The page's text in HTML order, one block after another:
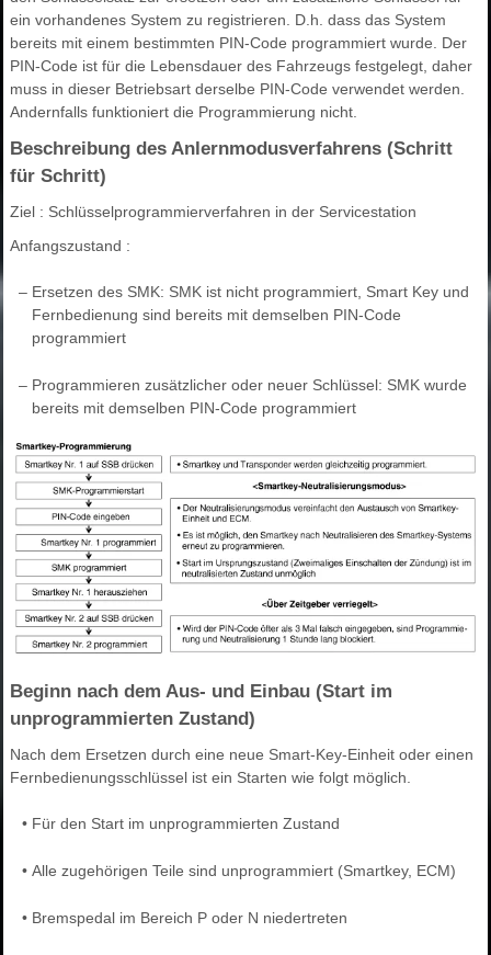
ein vorhandenes System zu registrieren. D.h. dass das System
bereits mit einem bestimmten PIN-Code programmiert wurde. Der
PIN-Code ist für die Lebensdauer des Fahrzeugs festgelegt, daher
muss in dieser Betriebsart derselbe PIN-Code verwendet werden.
Andernfalls funktioniert die Programmierung nicht.
Beschreibung des Anlernmodusverfahrens (Schritt
für Schritt)
Ziel : Schlüsselprogrammierverfahren in der Servicestation
Anfangszustand :
– Ersetzen des SMK: SMK ist nicht programmiert, Smart Key und
Fernbedienung sind bereits mit demselben PIN-Code
programmiert
– Programmieren zusätzlicher oder neuer Schlüssel: SMK wurde
bereits mit demselben PIN-Code programmiert
Beginn nach dem Aus- und Einbau (Start im
unprogrammierten Zustand)
Nach dem Ersetzen durch eine neue Smart-Key-Einheit oder einen
Fernbedienungsschlüssel ist ein Starten wie folgt möglich.
• Für den Start im unprogrammierten Zustand
• Alle zugehörigen Teile sind unprogrammiert (Smartkey, ECM)
• Bremspedal im Bereich P oder N niedertreten